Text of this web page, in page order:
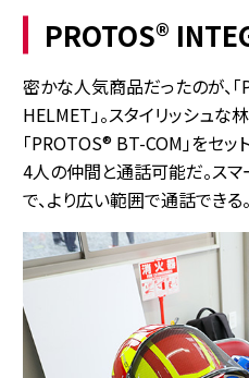
PROTOS®
密かな人気商品だったのが、
HELMET」。スタイリッシュな
「PROTOS® BT-COM」をセ
4人の仲間と通話可能だ。スマ
で、より広い範囲で通話できる。